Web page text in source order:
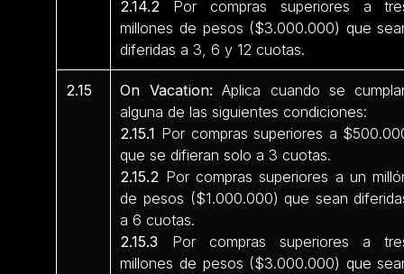
2.14.2 Por compras superiores a
millones de pesos ($3.000.000) que
diferidas a 3, 6 y 12 cuotas.
2.15 On Vacation:Aplica cuando se
alguna de las siguientes condiciones:
2.15.1 Por compras superiores a
que se difieran solo a 3 cuotas.
2.15.2 Por compras superiores a un
de pesos ($1.000.000) que sean
a 6 cuotas.
2.15.3 Por compras superiores a
millones de pesos ($3.000.000) que